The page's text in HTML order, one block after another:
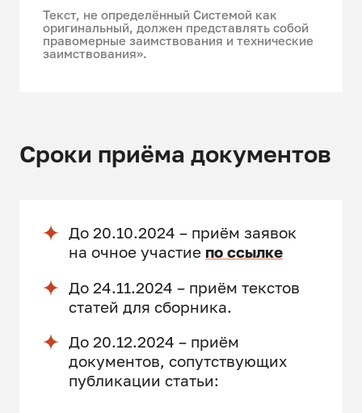
Текст, не определённый Системой как
оригинальный, должен представлять собой
правомерные заимствования и технические
заимствования».
Сроки приёма документов
До 20.10.2024 – приём заявок
на очное участие по ссылке
До 24.11.2024 – приём текстов
статей для сборника.
До 20.12.2024 – приём
документов, сопутствующих
публикации статьи: